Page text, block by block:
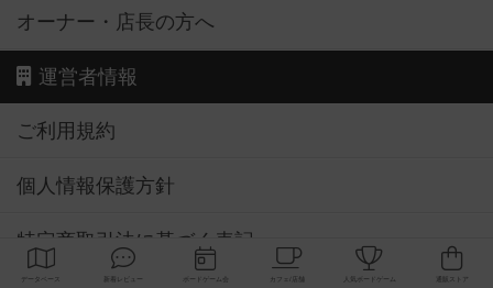
オーナー・店長の方へ
運営者情報
ご利用規約
個人情報保護方針
特定商取引法に基づく表記